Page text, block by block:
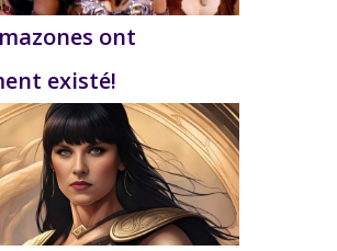
ont
existé!